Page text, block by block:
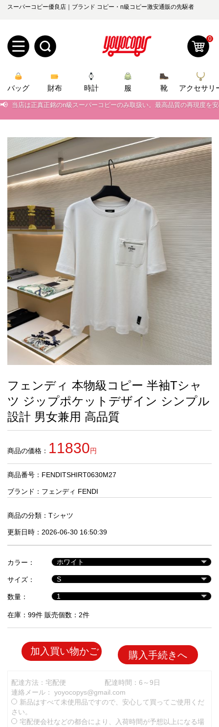
スーパーコピー優良店｜ブランド コピー・n級コピー激安通販の先駆者
規
ユ
ザ
ー
登
録
ロ
グ
ン
オ
ー
ダ
ー
理
お
知
ら
yoyocopys@gmail.com
2026人気特集
衣装セット
住まい用品
アクセサリー
スカーフ
アイフォーンケ
最
新
製
お
す
す
め
商
人
気
商
セ
ル
品
0
バッグ 財布 時計 服 靴 アクセサリ
📢 当店は正真正銘のn級スーパーコピーのみ取扱い。最高品質の再現度を
当店は正真正銘のn級スーパーコピーのみ取扱い。最高品質の再現度を
2026春の新作続々更新中！期間中のご注文でお得な割引をご利用いただ
📢 新作入荷！ルイ・ヴィトンスーパーコピー バッグ最新モデルが登場。
フェンディ 本物級コピー 半袖Tシャ
ツ ジップポケットデザイン シンプル
設計 男女兼用 高品質
商品の価格： 11830円
商品番号：FENDITSHIRT0630M27
ブランド： フェンディ FENDI
商品の分類： Tシャツ
更新日時：2026-06-30 16:50:39
カラー：
サイズ：
数量：
在庫：99件 販売個数：2件
加入買い物かご 購入手続きへ
配達方法：宅配便
配達時間：6～9日
連絡メール： yoyocopys@gmail.com
新品はすべて未使用品ですので、安心して買ってご使用くだ
さい。
宅配便会社などの都合により、入荷時間が予想以上になる場